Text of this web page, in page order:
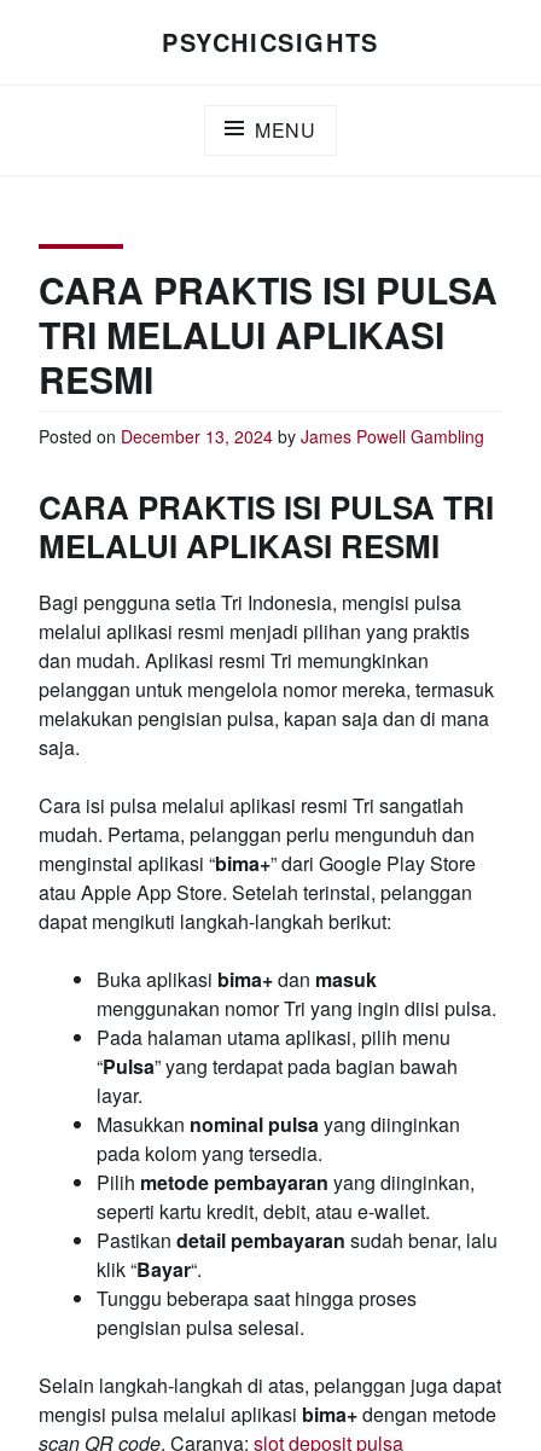
PSYCHICSIGHTS
MENU
CARA PRAKTIS ISI PULSA
TRI MELALUI APLIKASI
RESMI
Posted on December 13, 2024 by James Powell Gambling
CARA PRAKTIS ISI PULSA TRI
MELALUI APLIKASI RESMI
Bagi pengguna setia Tri Indonesia, mengisi pulsa
melalui aplikasi resmi menjadi pilihan yang praktis
dan mudah. Aplikasi resmi Tri memungkinkan
pelanggan untuk mengelola nomor mereka, termasuk
melakukan pengisian pulsa, kapan saja dan di mana
saja.
Cara isi pulsa melalui aplikasi resmi Tri sangatlah
mudah. Pertama, pelanggan perlu mengunduh dan
menginstal aplikasi “bima+” dari Google Play Store
atau Apple App Store. Setelah terinstal, pelanggan
dapat mengikuti langkah-langkah berikut:
Buka aplikasi bima+dan masuk
menggunakan nomor Tri yang ingin diisi pulsa.
Pada halaman utama aplikasi, pilih menu
“Pulsa” yang terdapat pada bagian bawah
layar.
Masukkan nominal pulsayang diinginkan
pada kolom yang tersedia.
Pilih metode pembayaran yang diinginkan,
seperti kartu kredit, debit, atau e-wallet.
Pastikan detail pembayaran sudah benar, lalu
klik “Bayar“.
Tunggu beberapa saat hingga proses
pengisian pulsa selesai.
Selain langkah-langkah di atas, pelanggan juga dapat
mengisi pulsa melalui aplikasi bima+dengan metode
scan QR code. Caranya: slot deposit pulsa